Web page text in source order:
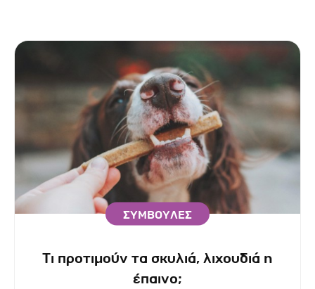
ΣΥΜΒΟΥΛΕΣ
Τι προτιμούν τα σκυλιά, λιχουδιά η
έπαινο;